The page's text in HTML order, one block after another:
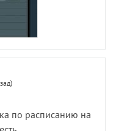
по расписанию на